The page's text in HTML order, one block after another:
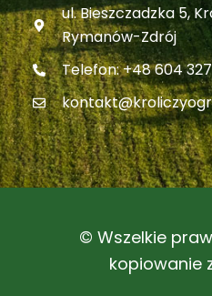
ul. Bieszczadzka 5,
Rymanów-Zdrój
Telefon: +48 604
© Wszelkie
kopiowanie